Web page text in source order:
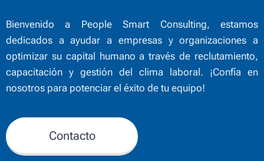
Bienvenido a People Smart Consulting, estamos
dedicados a ayudar a empresas y organizaciones a
optimizar su capital humano a través de reclutamiento,
capacitación y gestión del clima laboral. ¡Confía en
nosotros para potenciar el éxito de tu equipo!
Contacto